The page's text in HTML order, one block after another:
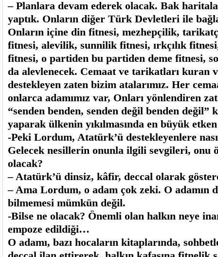
– Planlara devam ederek olacak. Bak
yaptık. Onların diğer Türk Devletleri ile
Onların içine din fitnesi, mezhepçilik,
fitnesi, alevilik, sunnilik fitnesi, ırkçılık
fitnesi, o partiden bu partiden deme fitnesi,
da alevlenecek. Cemaat ve tarikatları kuran
destekleyen zaten bizim atalarımız. Her
onlarca adamımız var, Onları yönlendiren
“senden benden, senden değil benden değil”
yaparak ülkenin yıkılmasında en büyük
-Peki Lordum, Atatürk’ü destekleyenlere
Gelecek nesillerin onunla ilgili sevgileri, onu
olacak?
– Atatürk’ü dinsiz, kâfir, deccal olarak
– Ama Lordum, o adam çok zeki. O adamın
bilmemesi mümkün değil.
-Bilse ne olacak? Önemli olan halkın neye
empoze edildiği…
O adamı, bazı hocaların kitaplarında,